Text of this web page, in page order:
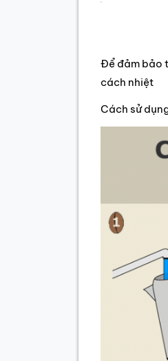
Để đảm bảo
cách nhiệt
Cách sử